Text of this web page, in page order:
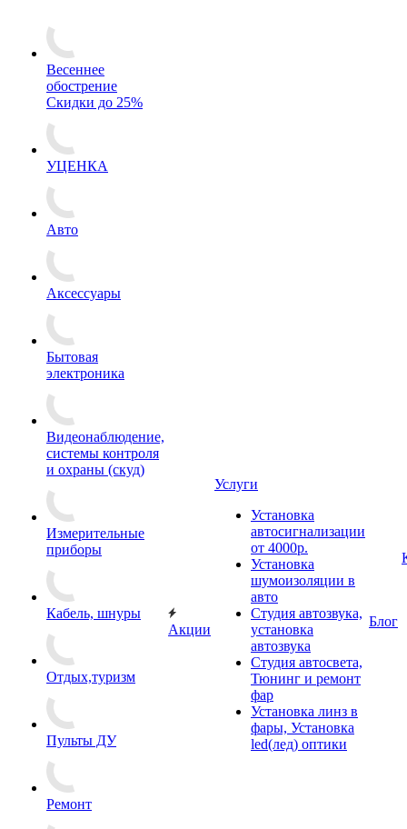
Весеннее
обострение
Скидки до 25%
УЦЕНКА
Авто
Аксессуары
Бытовая
электроника
Видеонаблюдение,
системы контроля
и охраны (скуд)
Измерительные
приборы
Кабель, шнуры
Отдых,туризм
Пульты ДУ
Ремонт
Акции
Услуги
Установка
автосигнализации
от 4000р.
Установка
шумоизоляции в
авто
Студия автозвука,
установка
автозвука
Студия автосвета,
Тюнинг и ремонт
фар
Установка линз в
фары, Установка
led(лед) оптики
Блог